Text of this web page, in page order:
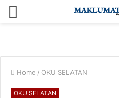
Home / OKU SELATAN
OKU SELATAN